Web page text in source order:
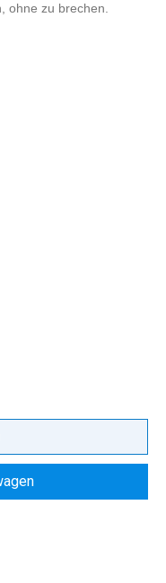
ohne zu brechen.